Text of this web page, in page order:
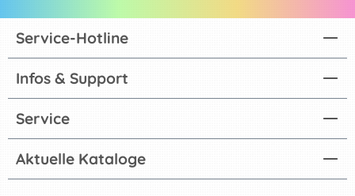
Aktuelle Kataloge
Service-Hotline
Infos & Support
Service